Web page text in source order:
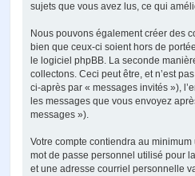
sujets que vous avez lus, ce qui
Nous pouvons également créer des
bien que ceux-ci soient hors de
le logiciel phpBB. La seconde
collectons. Ceci peut être, et n’est
ci-après par « messages invités »),
les messages que vous envoyez
messages »).
Votre compte contiendra au
mot de passe personnel utilisé pour
et une adresse courriel personnelle